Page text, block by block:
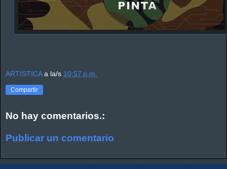
ARTISTICA a la/s 10:57 p.m.
Compartir
No hay comentarios.:
Publicar un comentario